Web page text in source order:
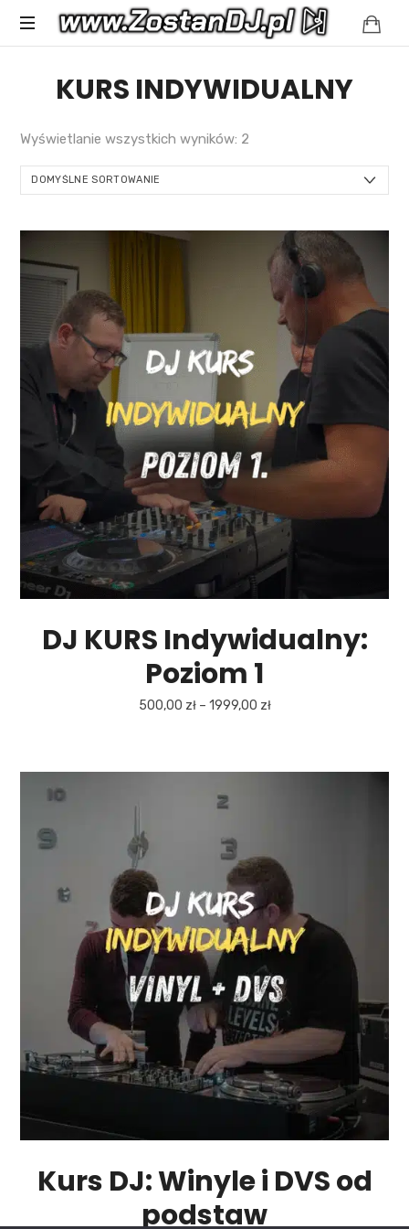
muzyczne
marzenia
KURS INDYWIDUALNY
Wyświetlanie wszystkich wyników: 2
DJ KURS Indywidualny:
Poziom 1
500,00 zł – 1999,00 zł
Kurs DJ: Winyle i DVS od
podstaw